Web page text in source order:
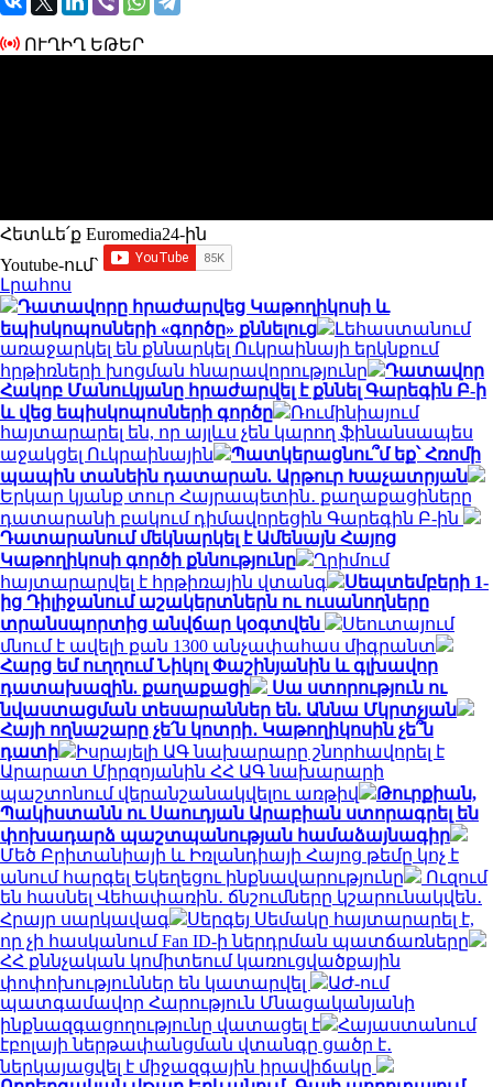
ՈՒՂԻՂ ԵԹԵՐ
Հետևե՛ք Euromedia24-ին
Youtube-ում`
Լրահոս
Դատավորը հրաժարվեց Կաթողիկոսի և
եպիսկոպոսների «գործը» քննելուց
Լեհաստանում
առաջարկել են քննարկել Ուկրաինայի երկնքում
հրթիռների խոցման հնարավորությունը
Դատավոր
Հակոբ Մանուկյանը հրաժարվել է քննել Գարեգին Բ-ի
և վեց եպիսկոպոսների գործը
Ռումինիայում
հայտարարել են, որ այլևս չեն կարող ֆինանսապես
աջակցել Ուկրաինային
Պատկերացնու՞մ եք՝ Հռոմի
պապին տանեին դատարան. Արթուր Խաչատրյան
Երկար կյանք տուր Հայրապետին․ քաղաքացիները
դատարանի բակում դիմավորեցին Գարեգին Բ-ին
Դատարանում մեկնարկել է Ամենայն Հայոց
Կաթողիկոսի գործի քննությունը
Ղրիմում
հայտարարվել է հրթիռային վտանգ
Սեպտեմբերի 1-
ից Դիլիջանում աշակերտներն ու ուսանողները
տրանսպորտից անվճար կօգտվեն
Սեուտայում
մնում է ավելի քան 1300 անչափահաս միգրանտ
Հարց եմ ուղղում Նիկոլ Փաշինյանին և գլխավոր
դատախազին. քաղաքացի
Սա ստորություն ու
նվաստացման տեսարաններ են. Աննա Մկրտչյան
Հայի ողնաշարը չե՛ն կոտրի․ Կաթողիկոսին չե՞ն
դատի
Իսրայելի ԱԳ նախարարը շնորհավորել է
Արարատ Միրզոյանին ՀՀ ԱԳ նախարարի
պաշտոնում վերանշանակվելու առթիվ
Թուրքիան,
Պակիստանն ու Սաուդյան Արաբիան ստորագրել են
փոխադարձ պաշտպանության համաձայնագիր
Մեծ Բրիտանիայի և Իռլանդիայի Հայոց թեմը կոչ է
անում հարգել Եկեղեցու ինքնավարությունը
Ուզում
են հասնել Վեհափառին․ ճնշումները կշարունակվեն․
Հրայր սարկավագ
Սերգեյ Սեմակը հայտարարել է,
որ չի հասկանում Fan ID-ի ներդրման պատճառները
ՀՀ քննչական կոմիտեում կառուցվածքային
փոփոխություններ են կատարվել
ԱԺ-ում
պատգամավոր Հարություն Մնացականյանի
ինքնազգացողությունը վատացել է
Հայաստանում
էբոլայի ներթափանցման վտանգը ցածր է․
ներկայացվել է միջազգային իրավիճակը